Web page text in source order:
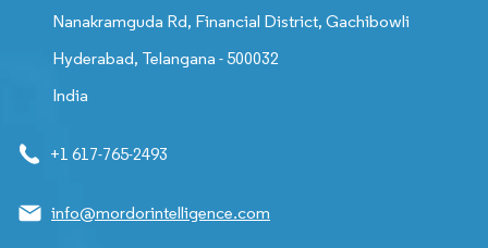
Nanakramguda Rd, Financial District, Gachibowli
Hyderabad, Telangana - 500032
India
+1 617-765-2493
info@mordorintelligence.com